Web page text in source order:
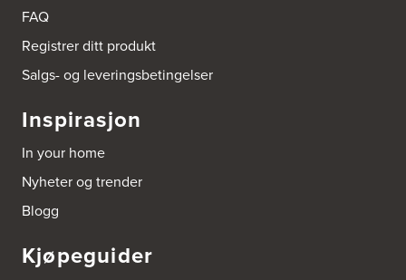
Boligleverandøren Karmøy AS
Postboks 213
4296 Åkrehamn
http://www.interiormesteren.no
Bonaparte Interiør AS
Borgenveien 66
Tel.:
Borge butikk AS
FAQ
Registrer ditt produkt
Salgs- og leveringsbetingelser
Inspirasjon
In your home
Nyheter og trender
Blogg
Kjøpeguider